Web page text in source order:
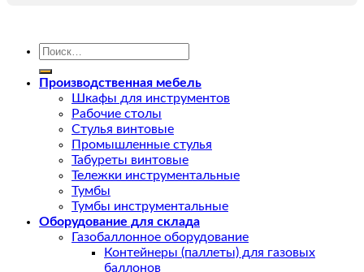
Искать:
Производственная мебель
Шкафы для инструментов
Рабочие столы
Стулья винтовые
Промышленные стулья
Табуреты винтовые
Тележки инструментальные
Тумбы
Тумбы инструментальные
Оборудование для склада
Газобаллонное оборудование
Контейнеры (паллеты) для газовых
баллонов